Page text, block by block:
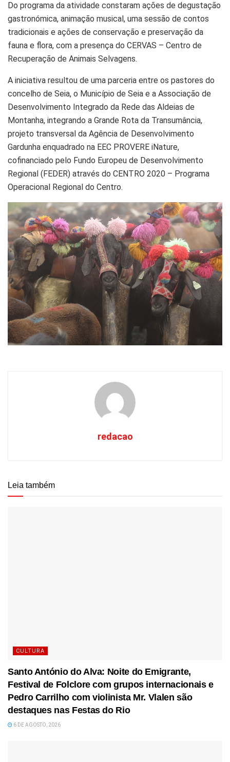
Do programa da atividade constaram ações de degustação
gastronómica, animação musical, uma sessão de contos
tradicionais e ações de conservação e preservação da
fauna e flora, com a presença do CERVAS – Centro de
Recuperação de Animais Selvagens.
A iniciativa resultou de uma parceria entre os pastores do
concelho de Seia, o Município de Seia e a Associação de
Desenvolvimento Integrado da Rede das Aldeias de
Montanha, integrando a Grande Rota da Transumância,
projeto transversal da Agência de Desenvolvimento
Gardunha enquadrado na EEC PROVERE iNature,
cofinanciado pelo Fundo Europeu de Desenvolvimento
Regional (FEDER) através do CENTRO 2020 – Programa
Operacional Regional do Centro.
redacao
Leia também
CULTURA
Santo António do Alva: Noite do Emigrante,
Festival de Folclore com grupos internacionais e
Pedro Carrilho com violinista Mr. Vlalen são
destaques nas Festas do Rio
6 DE AGOSTO, 2026